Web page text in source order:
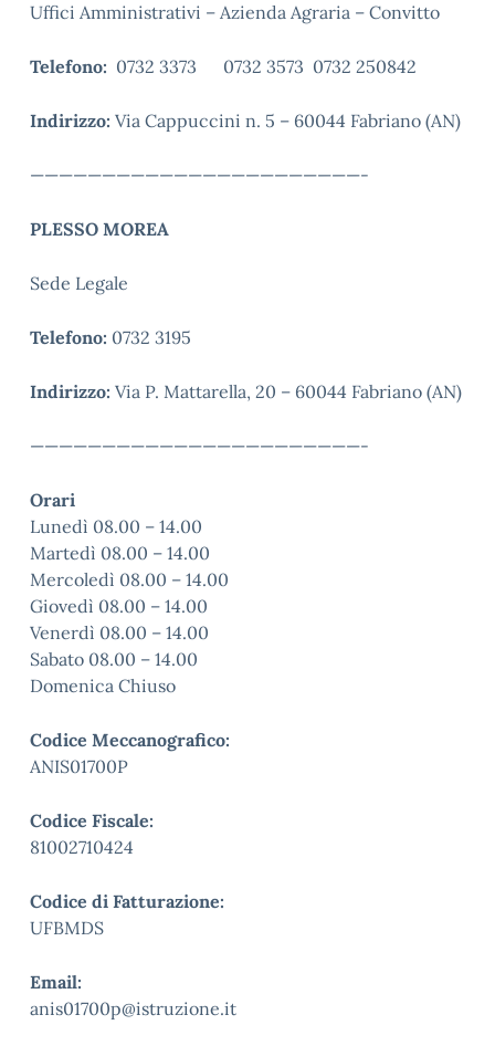
Uffici Amministrativi – Azienda Agraria – Convitto
Telefono: 0732 3373 0732 3573 0732 250842
Indirizzo: Via Cappuccini n. 5 – 60044 Fabriano (AN)
———————————————————————-
PLESSO MOREA
Sede Legale
Telefono: 0732 3195
Indirizzo: Via P. Mattarella, 20 – 60044 Fabriano (AN)
———————————————————————-
Orari
Lunedì 08.00 – 14.00
Martedì 08.00 – 14.00
Mercoledì 08.00 – 14.00
Giovedì 08.00 – 14.00
Venerdì 08.00 – 14.00
Sabato 08.00 – 14.00
Domenica Chiuso
Codice Meccanografico:
ANIS01700P
Codice Fiscale:
81002710424
Codice di Fatturazione:
UFBMDS
Email:
anis01700p@istruzione.it